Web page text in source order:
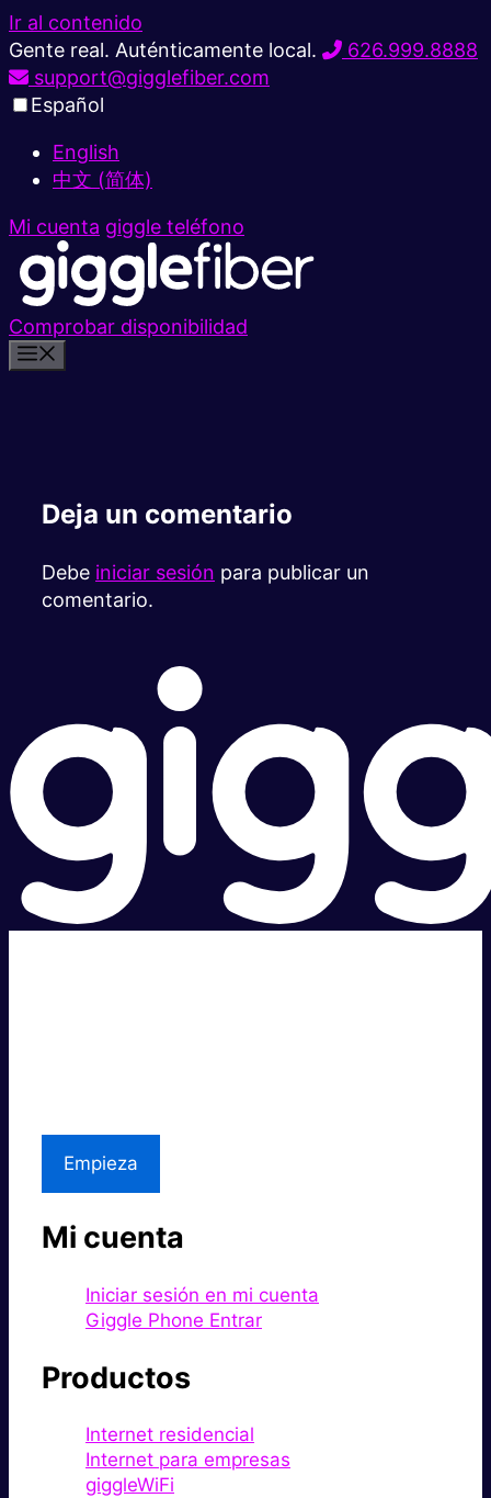
Ir al contenido
Gente real. Auténticamente local.
626.999.8888
support@gigglefiber.com
Español
English
中文 (简体)
Mi cuenta giggle teléfono
Comprobar disponibilidad
Deja un comentario
Debe iniciar sesión para publicar un
comentario.
Empieza
Mi cuenta
Iniciar sesión en mi cuenta
Giggle Phone Entrar
Productos
Internet residencial
Internet para empresas
giggleWiFi